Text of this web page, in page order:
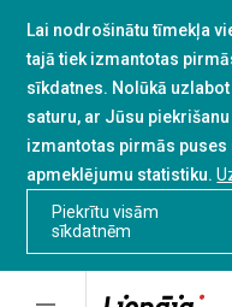
Lai nodrošinātu tīmekļa
tajā tiek izmantotas
sīkdatnes. Nolūkā
saturu, ar Jūsu
izmantotas pirmās
apmeklējumu statistiku.
Piekrītu visām
sīkdatnēm